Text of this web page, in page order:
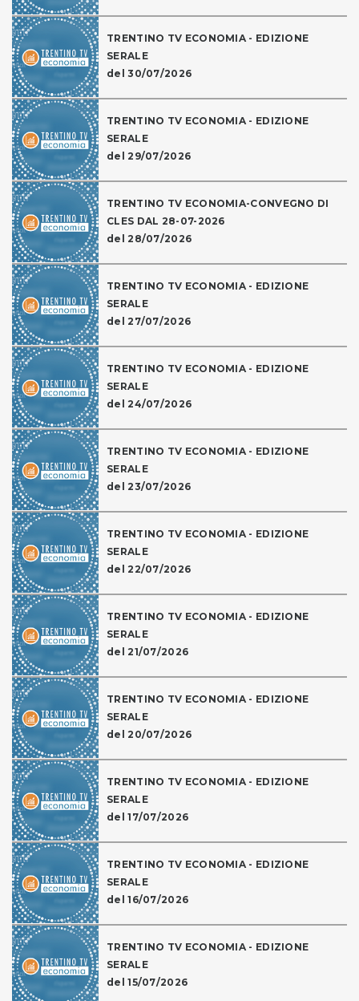
TRENTINO TV ECONOMIA - EDIZIONE
SERALE
del 30/07/2026
TRENTINO TV ECONOMIA - EDIZIONE
SERALE
del 29/07/2026
TRENTINO TV ECONOMIA-CONVEGNO DI
CLES DAL 28-07-2026
del 28/07/2026
TRENTINO TV ECONOMIA - EDIZIONE
SERALE
del 27/07/2026
TRENTINO TV ECONOMIA - EDIZIONE
SERALE
del 24/07/2026
TRENTINO TV ECONOMIA - EDIZIONE
SERALE
del 23/07/2026
TRENTINO TV ECONOMIA - EDIZIONE
SERALE
del 22/07/2026
TRENTINO TV ECONOMIA - EDIZIONE
SERALE
del 21/07/2026
TRENTINO TV ECONOMIA - EDIZIONE
SERALE
del 20/07/2026
TRENTINO TV ECONOMIA - EDIZIONE
SERALE
del 17/07/2026
TRENTINO TV ECONOMIA - EDIZIONE
SERALE
del 16/07/2026
TRENTINO TV ECONOMIA - EDIZIONE
SERALE
del 15/07/2026